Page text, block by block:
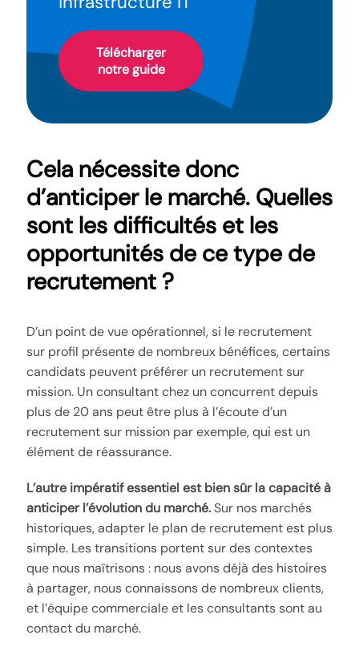
Télécharger
notre guide
Cela nécessite donc
d’anticiper le marché. Quelles
sont les difficultés et les
opportunités de ce type de
recrutement ?
D’un point de vue opérationnel, si le recrutement
sur profil présente de nombreux bénéfices, certains
candidats peuvent préférer un recrutement sur
mission. Un consultant chez un concurrent depuis
plus de 20 ans peut être plus à l’écoute d’un
recrutement sur mission par exemple, qui est un
élément de réassurance.
L’autre impératif essentiel est bien sûr la capacité à
anticiper l’évolution du marché.Sur nos marchés
historiques, adapter le plan de recrutement est plus
simple. Les transitions portent sur des contextes
que nous maîtrisons : nous avons déjà des histoires
à partager, nous connaissons de nombreux clients,
et l’équipe commerciale et les consultants sont au
contact du marché.